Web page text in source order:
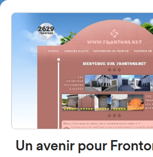
BUSCAR UN
AÑADIR UN
4784
frontones